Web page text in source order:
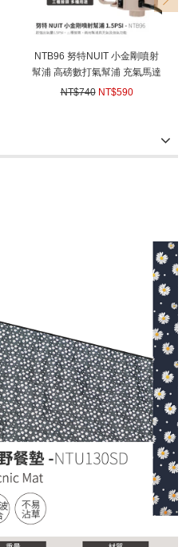
NTB96 努特NUIT 小金剛噴射
幫浦 高磅數打氣幫浦 充氣馬達
電動氣泵 電動幫浦 適用歡樂時
NT$740 NT$590